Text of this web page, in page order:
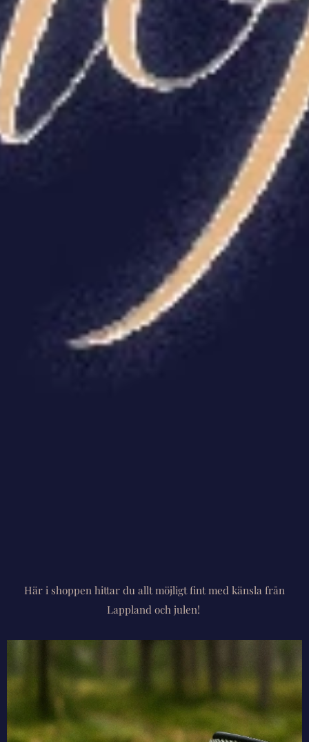
Här i shoppen hittar du allt möjligt fint med känsla från
Lappland och julen!